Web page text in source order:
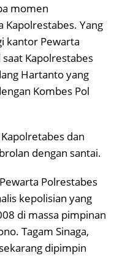
momen
Kapolrestabes. Yang
kantor Pewarta
Kapolrestabes
Hartanto yang
Kombes Pol
dan
dengan santai.
Polrestabes
kepolisian yang
di massa pimpinan
Tagam Sinaga,
dipimpin